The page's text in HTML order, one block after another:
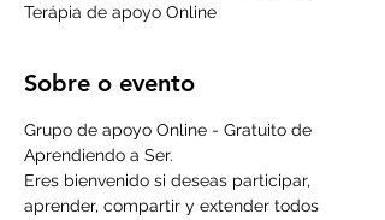
Terápia de apoyo Online
Sobre o evento
Grupo de apoyo Online - Gratuito de
Aprendiendo a Ser.
Eres bienvenido si deseas participar,
aprender, compartir y extender todos